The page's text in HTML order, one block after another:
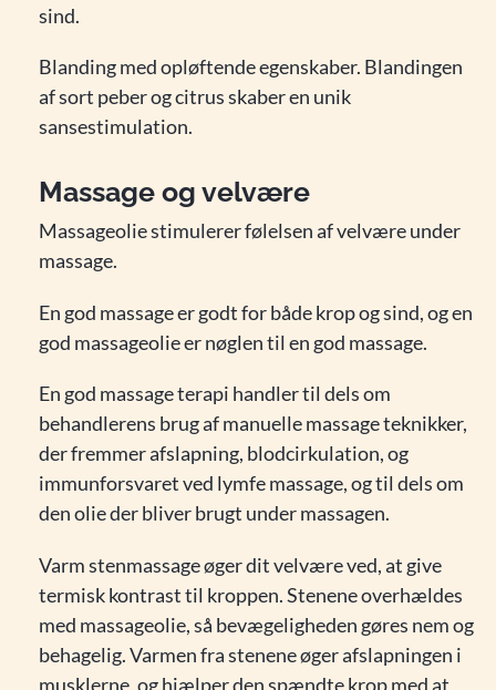
sind.
Blanding med opløftende egenskaber. Blandingen
af sort peber og citrus skaber en unik
sansestimulation.
Massage og velvære
Massageolie stimulerer følelsen af velvære under
massage.
En god massage er godt for både krop og sind, og en
god massageolie er nøglen til en god massage.
En god massage terapi handler til dels om
behandlerens brug af manuelle massage teknikker,
der fremmer afslapning, blodcirkulation, og
immunforsvaret ved lymfe massage, og til dels om
den olie der bliver brugt under massagen.
Varm stenmassage øger dit velvære ved, at give
termisk kontrast til kroppen. Stenene overhældes
med massageolie, så bevægeligheden gøres nem og
behagelig. Varmen fra stenene øger afslapningen i
musklerne, og hjælper den spændte krop med at